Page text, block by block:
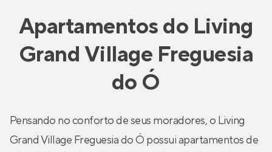
Apartamentosdo Living
Grand Village Freguesia
do Ó
Pensando no conforto de seus moradores, o Living
Grand Village Freguesia do Ó possui apartamentos de